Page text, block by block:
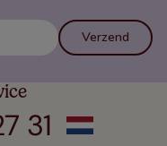
Verzend
31